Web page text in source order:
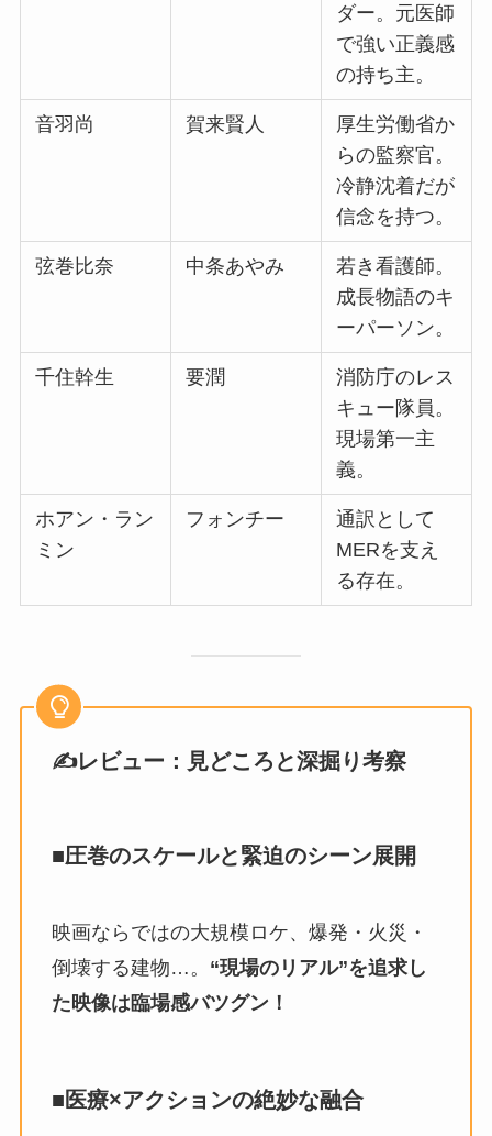
ダー。元医師
で強い正義感
の持ち主。
音羽尚 賀来賢人
厚生労働省か
らの監察官。
冷静沈着だが
信念を持つ。
弦巻比奈 中条あやみ
若き看護師。
成長物語のキ
ーパーソン。
千住幹生 要潤
消防庁のレス
キュー隊員。
現場第一主
義。
ホアン・ラン
ミン
フォンチー
通訳として
MERを支え
る存在。
✍レビュー：見どころと深掘り考察
■圧巻のスケールと緊迫のシーン展開
映画ならではの大規模ロケ、爆発・火災・
倒壊する建物…。 “現場のリアル”を追求し
た映像は臨場感バツグン！
■医療×アクションの絶妙な融合